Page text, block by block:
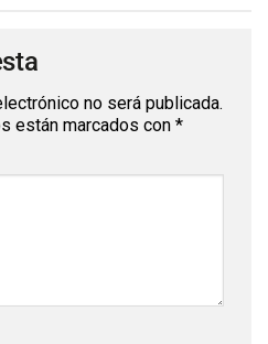
no será publicada.
están marcados con *